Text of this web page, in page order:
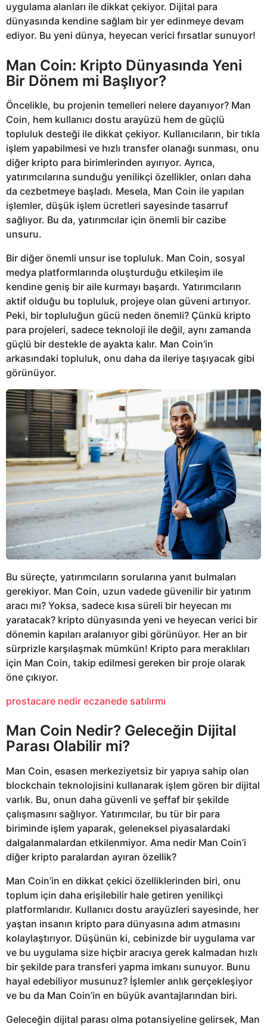
uygulama alanları ile dikkat çekiyor. Dijital para
dünyasında kendine sağlam bir yer edinmeye devam
ediyor. Bu yeni dünya, heyecan verici fırsatlar sunuyor!
Man Coin: Kripto Dünyasında Yeni
Bir Dönem mi Başlıyor?
Öncelikle, bu projenin temelleri nelere dayanıyor? Man
Coin, hem kullanıcı dostu arayüzü hem de güçlü
topluluk desteği ile dikkat çekiyor. Kullanıcıların, bir tıkla
işlem yapabilmesi ve hızlı transfer olanağı sunması, onu
diğer kripto para birimlerinden ayırıyor. Ayrıca,
yatırımcılarına sunduğu yenilikçi özellikler, onları daha
da cezbetmeye başladı. Mesela, Man Coin ile yapılan
işlemler, düşük işlem ücretleri sayesinde tasarruf
sağlıyor. Bu da, yatırımcılar için önemli bir cazibe
unsuru.
Bir diğer önemli unsur ise topluluk. Man Coin, sosyal
medya platformlarında oluşturduğu etkileşim ile
kendine geniş bir aile kurmayı başardı. Yatırımcıların
aktif olduğu bu topluluk, projeye olan güveni artırıyor.
Peki, bir topluluğun gücü neden önemli? Çünkü kripto
para projeleri, sadece teknoloji ile değil, aynı zamanda
güçlü bir destekle de ayakta kalır. Man Coin’in
arkasındaki topluluk, onu daha da ileriye taşıyacak gibi
görünüyor.
Bu süreçte, yatırımcıların sorularına yanıt bulmaları
gerekiyor. Man Coin, uzun vadede güvenilir bir yatırım
aracı mı? Yoksa, sadece kısa süreli bir heyecan mı
yaratacak? kripto dünyasında yeni ve heyecan verici bir
dönemin kapıları aralanıyor gibi görünüyor. Her an bir
sürprizle karşılaşmak mümkün! Kripto para meraklıları
için Man Coin, takip edilmesi gereken bir proje olarak
öne çıkıyor.
prostacare nedir eczanede satılırmı
Man Coin Nedir? Geleceğin Dijital
Parası Olabilir mi?
Man Coin, esasen merkeziyetsiz bir yapıya sahip olan
blockchain teknolojisini kullanarak işlem gören bir dijital
varlık. Bu, onun daha güvenli ve şeffaf bir şekilde
çalışmasını sağlıyor. Yatırımcılar, bu tür bir para
biriminde işlem yaparak, geleneksel piyasalardaki
dalgalanmalardan etkilenmiyor. Ama nedir Man Coin’i
diğer kripto paralardan ayıran özellik?
Man Coin’in en dikkat çekici özelliklerinden biri, onu
toplum için daha erişilebilir hale getiren yenilikçi
platformlarıdır. Kullanıcı dostu arayüzleri sayesinde, her
yaştan insanın kripto para dünyasına adım atmasını
kolaylaştırıyor. Düşünün ki, cebinizde bir uygulama var
ve bu uygulama size hiçbir aracıya gerek kalmadan hızlı
bir şekilde para transferi yapma imkanı sunuyor. Bunu
hayal edebiliyor musunuz? İşlemler anlık gerçekleşiyor
ve bu da Man Coin’in en büyük avantajlarından biri.
Geleceğin dijital parası olma potansiyeline gelirsek, Man